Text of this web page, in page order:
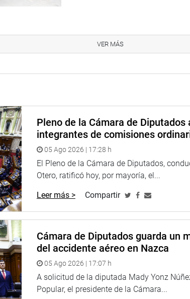
y por tal motivo el estado debe considerar
Cerrón Rojas.
los parlamentarios Flavio Cruz Mamani y
de la Candelaria, es una actividad cultural
de la Festividad de la Candelaria 2024, se pudo
y la banda regional 10 de octubre de Puno,
E IMAGEN INSTITUCIONAL
VER MÁS
Pleno de la Cámara de Diputados
integrantes de comisiones
05 Ago 2026 | 17:28 h
El Pleno de la Cámara de Diputados,
Otero, ratificó hoy, por mayoría, el...
Leer más > Compartir
Cámara de Diputados guarda un
del accidente aéreo en Nazca
05 Ago 2026 | 17:07 h
A solicitud de la diputada Mady Yonz
Popular, el presidente de la Cámara...